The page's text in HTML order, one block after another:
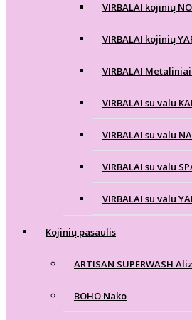
VIRBALAI kojinių
VIRBALAI kojinių
VIRBALAI
VIRBALAI su valu
VIRBALAI su valu
VIRBALAI su valu
VIRBALAI su valu
Kojinių pasaulis
ARTISAN SUPERWASH
BOHO Nako